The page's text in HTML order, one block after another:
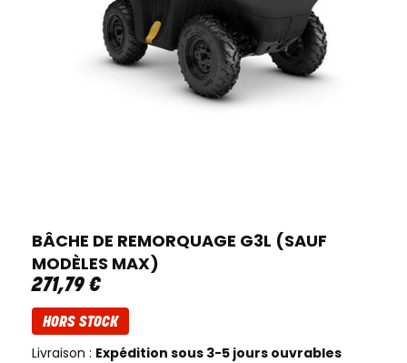
BÂCHE DE REMORQUAGE G3L (SAUF
MODÈLES MAX)
271,79 €
HORS STOCK
Livraison : Expédition sous 3-5 jours ouvrables